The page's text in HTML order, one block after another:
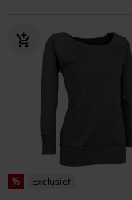
% Exclusief